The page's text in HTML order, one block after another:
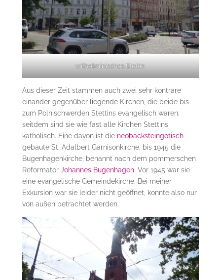
wilhelminisches Stettin
Aus dieser Zeit stammen auch zwei sehr konträre
einander gegenüber liegende Kirchen, die beide bis
zum Polnischwerden Stettins evangelisch waren;
seitdem sind sie wie fast alle Kirchen Stettins
katholisch. Eine davon ist die neobacksteingotisch
gebaute St. Adalbert Garnisonkirche, bis 1945 die
Bugenhagenkirche, benannt nach dem pommerschen
Reformator Johannes Bugenhagen. Vor 1945 war sie
eine evangelische Gemeindekirche. Bei meiner
Exkursion war sie leider nicht geöffnet, konnte also nur
von außen betrachtet werden.